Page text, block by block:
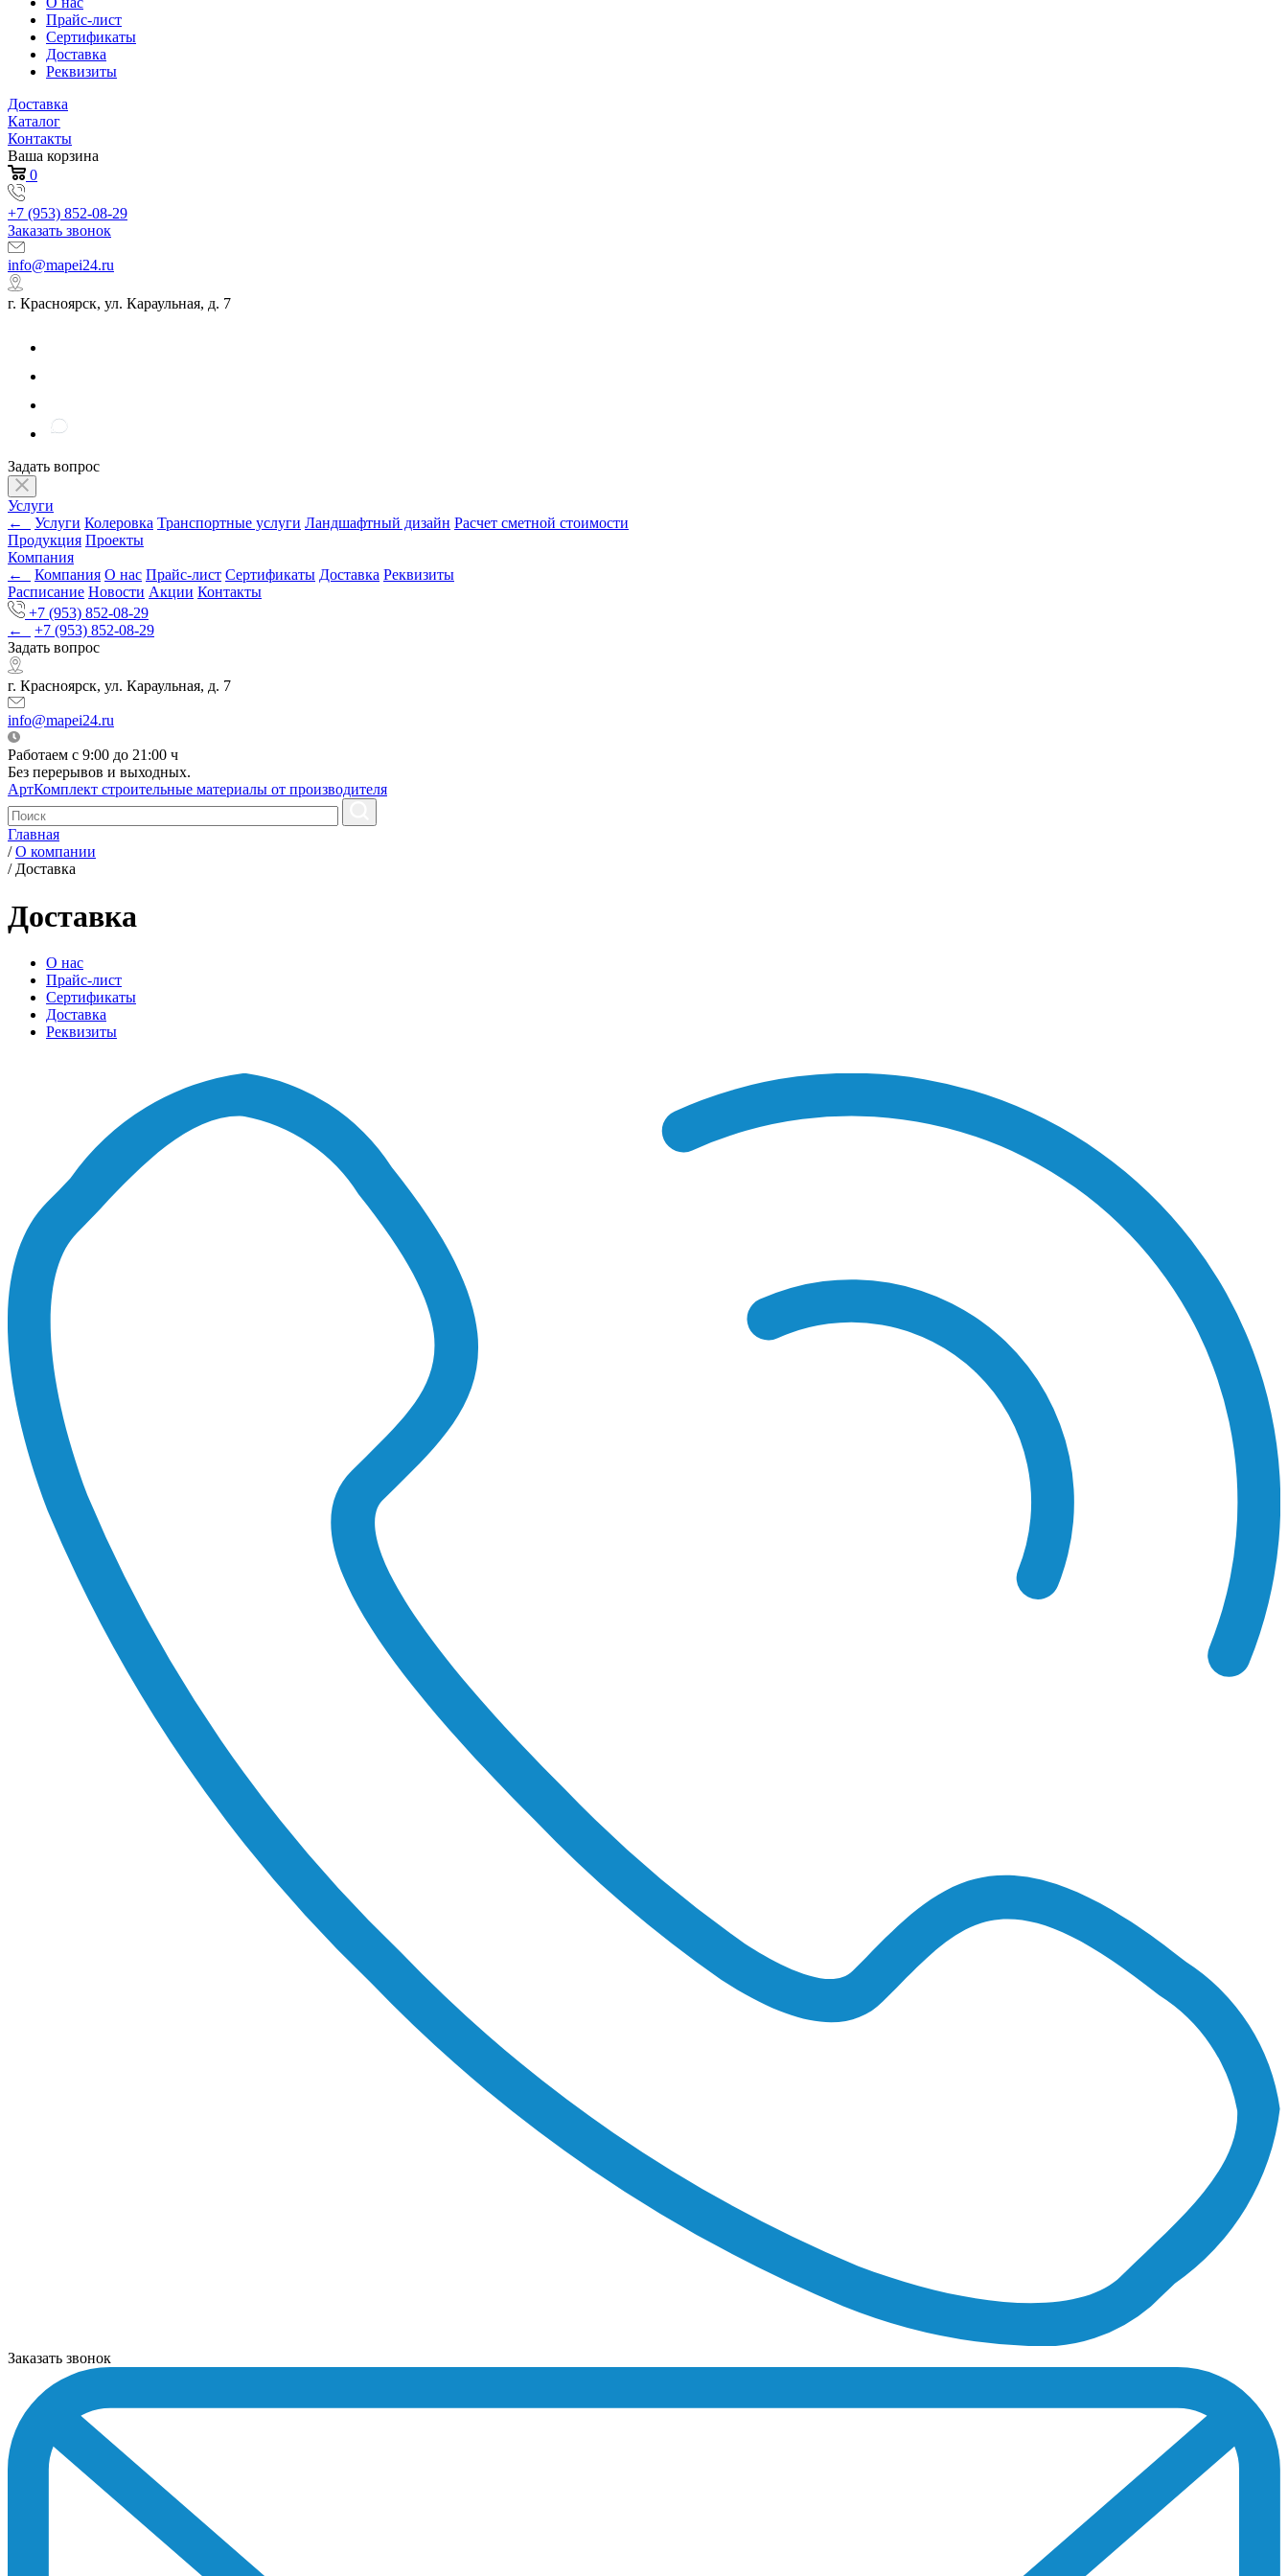
Прайс-лист
Сертификаты
Доставка
Реквизиты
Доставка
Каталог
Контакты
Ваша корзина
0
+7 (953) 852-08-29
Заказать звонок
info@mapei24.ru
г. Красноярск, ул. Караульная, д. 7
Задать вопрос
Услуги
←
Услуги Колеровка Транспортные услуги Ландшафтный дизайн Расчет сметной стоимости
Продукция Проекты
Компания
←
Компания О нас Прайс-лист Сертификаты Доставка Реквизиты
Расписание Новости Акции Контакты
+7 (953) 852-08-29
←
+7 (953) 852-08-29
Задать вопрос
г. Красноярск, ул. Караульная, д. 7
info@mapei24.ru
Работаем с 9:00 до 21:00 ч
Без перерывов и выходных.
АртКомплект строительные материалы от производителя
Главная
/ О компании
/ Доставка
Доставка
О нас
Прайс-лист
Сертификаты
Доставка
Реквизиты
Заказать звонок